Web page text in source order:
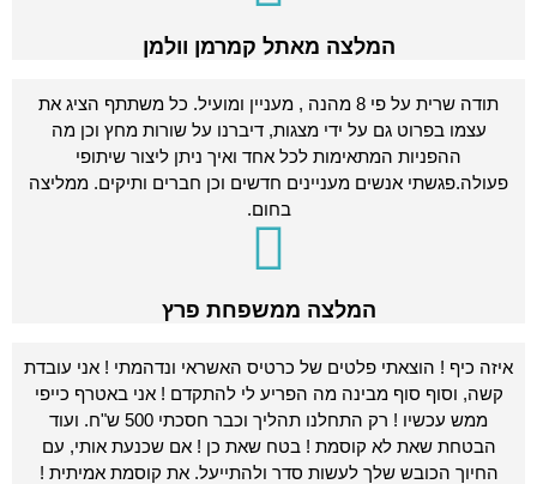
המלצה מאתל קמרמן וולמן
תודה שרית על פי 8 מהנה , מעניין ומועיל. כל משתתף הציג את
עצמו בפרוט גם על ידי מצגות, דיברנו על שורות מחץ וכן מה
ההפניות המתאימות לכל אחד ואיך ניתן ליצור שיתופי
פעולה.פגשתי אנשים מעניינים חדשים וכן חברים ותיקים. ממליצה
בחום.
המלצה ממשפחת פרץ
איזה כיף ! הוצאתי פלטים של כרטיס האשראי ונדהמתי ! אני עובדת
קשה, וסוף סוף מבינה מה הפריע לי להתקדם ! אני באטרף כייפי
ממש עכשיו ! רק התחלנו תהליך וכבר חסכתי 500 ש"ח. ועוד
הבטחת שאת לא קוסמת ! בטח שאת כן ! אם שכנעת אותי, עם
החיוך הכובש שלך לעשות סדר ולהתייעל. את קוסמת אמיתית !